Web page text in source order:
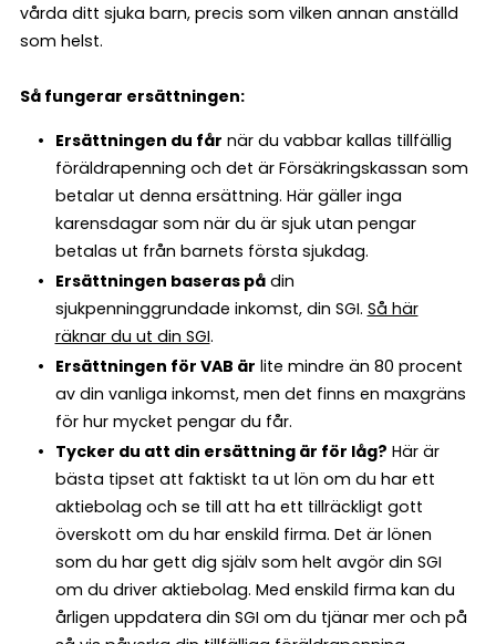
vårda ditt sjuka barn, precis som vilken annan anställd
som helst.
Så fungerar ersättningen:
Ersättningen du får när du vabbar kallas tillfällig
föräldrapenning och det är Försäkringskassan som
betalar ut denna ersättning. Här gäller inga
karensdagar som när du är sjuk utan pengar
betalas ut från barnets första sjukdag.
Ersättningen baseras pådin
sjukpenninggrundade inkomst, din SGI. Så här
räknar du ut din SGI.
Ersättningen för VAB är lite mindre än 80 procent
av din vanliga inkomst, men det finns en maxgräns
för hur mycket pengar du får.
Tycker du att din ersättning är för låg? Här är
bästa tipset att faktiskt ta ut lön om du har ett
aktiebolag och se till att ha ett tillräckligt gott
överskott om du har enskild firma. Det är lönen
som du har gett dig själv som helt avgör din SGI
om du driver aktiebolag. Med enskild firma kan du
årligen uppdatera din SGI om du tjänar mer och på